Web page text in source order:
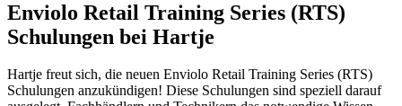
Enviolo Retail Training Series (RTS)
Schulungen bei Hartje
Hartje freut sich, die neuen Enviolo Retail Training Series (RTS)
Schulungen anzukündigen! Diese Schulungen sind speziell darauf